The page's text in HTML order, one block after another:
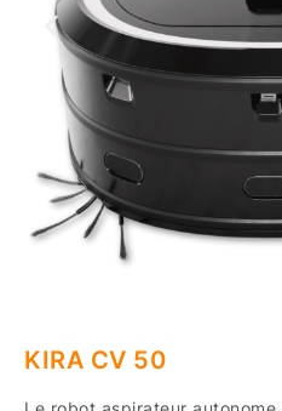
KIRA CV 50